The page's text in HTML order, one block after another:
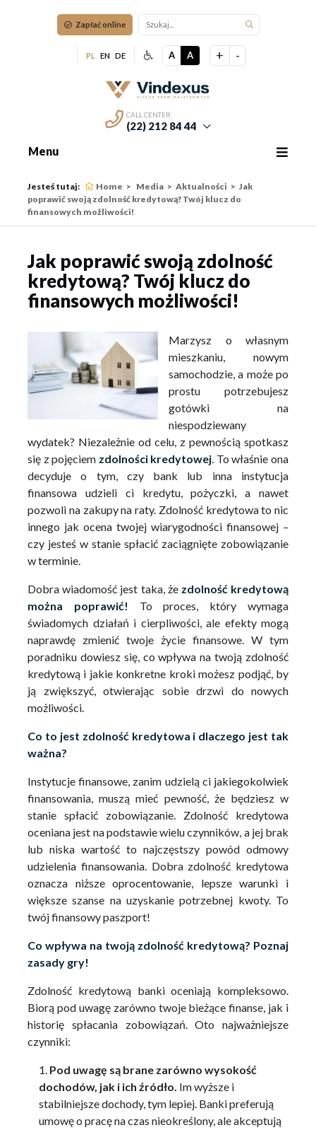
Zapłać online
PL EN DE A A + -
CALL CENTER
(22) 212 84 44
Menu
Jesteś tutaj: Home Media Aktualności
Jak
poprawić swoją zdolność kredytową? Twój klucz do
finansowych możliwości!
Jak poprawić swoją zdolność
kredytową? Twój klucz do
finansowych możliwości!
Marzysz o własnym
mieszkaniu, nowym
samochodzie, a może po
prostu potrzebujesz
gotówki na
niespodziewany
wydatek? Niezależnie od celu, z pewnością spotkasz
się z pojęciem zdolności kredytowej. To właśnie ona
decyduje o tym, czy bank lub inna instytucja
finansowa udzieli ci kredytu, pożyczki, a nawet
pozwoli na zakupy na raty. Zdolność kredytowa to nic
innego jak ocena twojej wiarygodności finansowej –
czy jesteś w stanie spłacić zaciągnięte zobowiązanie
w terminie.
Dobra wiadomość jest taka, że zdolność kredytową
można poprawić! To proces, który wymaga
świadomych działań i cierpliwości, ale efekty mogą
naprawdę zmienić twoje życie finansowe. W tym
poradniku dowiesz się, co wpływa na twoją zdolność
kredytową i jakie konkretne kroki możesz podjąć, by
ją zwiększyć, otwierając sobie drzwi do nowych
możliwości.
Co to jest zdolność kredytowa i dlaczego jest tak
ważna?
Instytucje finansowe, zanim udzielą ci jakiegokolwiek
finansowania, muszą mieć pewność, że będziesz w
stanie spłacić zobowiązanie. Zdolność kredytowa
oceniana jest na podstawie wielu czynników, a jej brak
lub niska wartość to najczęstszy powód odmowy
udzielenia finansowania. Dobra zdolność kredytowa
oznacza niższe oprocentowanie, lepsze warunki i
większe szanse na uzyskanie potrzebnej kwoty. To
twój finansowy paszport!
Co wpływa na twoją zdolność kredytową? Poznaj
zasady gry!
Zdolność kredytową banki oceniają kompleksowo.
Biorą pod uwagę zarówno twoje bieżące finanse, jak i
historię spłacania zobowiązań. Oto najważniejsze
czynniki:
Pod uwagę są brane zarówno wysokość
dochodów, jak i ich źródło. Im wyższe i
stabilniejsze dochody, tym lepiej. Banki preferują
umowę o pracę na czas nieokreślony, ale akceptują